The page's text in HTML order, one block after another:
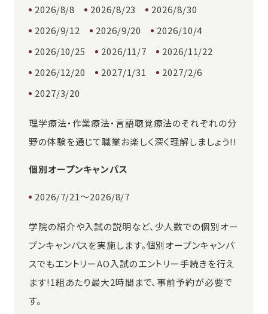
2026/8/8
2026/8/23
2026/8/30
2026/9/12
2026/9/20
2026/10/4
2026/10/25
2026/11/7
2026/11/22
2026/12/20
2027/1/31
2027/2/6
2027/3/20
理学療法・作業療法・言語聴覚療法のそれぞれの分
野の体験を通じて職業お楽しく深く理解しましょう!!
個別オープンキャンパス
2026/7/21～2026/8/7
学院の紹介や入試の説明など、少人数での個別オー
プンキャンパスを実施します。個別オープンキャンパ
スでもエントリーAO入試のエントリー手続きを行え
ます!1組あたり最大2時間まで、事前予約が必要で
す。